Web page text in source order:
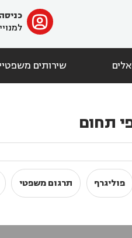
ﱐ כניסה
שירותים
תחום
פוליגרף תרגום משפטי